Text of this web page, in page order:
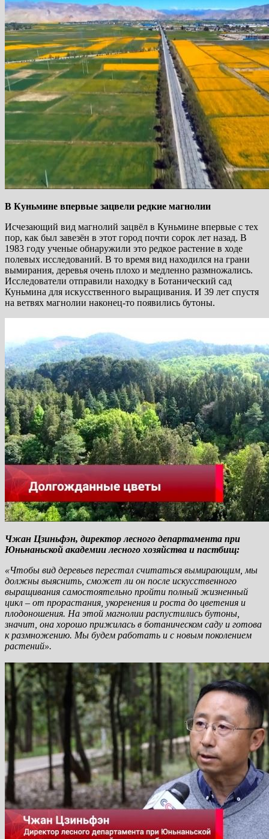
В Куньмине впервые зацвели редкие магнолии
Исчезающий вид магнолий зацвёл в Куньмине впервые с тех
пор, как был завезён в этот город почти сорок лет назад. В
1983 году ученые обнаружили это редкое растение в ходе
полевых исследований. В то время вид находился на грани
вымирания, деревья очень плохо и медленно размножались.
Исследователи отправили находку в Ботанический сад
Куньмина для искусственного выращивания. И 39 лет спустя
на ветвях магнолии наконец-то появились бутоны.
Чжан Цзиньфэн, директор лесного департамента при
Юньнаньской академии лесного хозяйства и пастбищ:
«Чтобы вид деревьев перестал считаться вымирающим, мы
должны выяснить, сможет ли он после искусственного
выращивания самостоятельно пройти полный жизненный
цикл – от прорастания, укоренения и роста до цветения и
плодоношения. На этой магнолии распустились бутоны,
значит, она хорошо прижилась в ботаническом саду и готова
к размножению. Мы будем работать и с новым поколением
растений».